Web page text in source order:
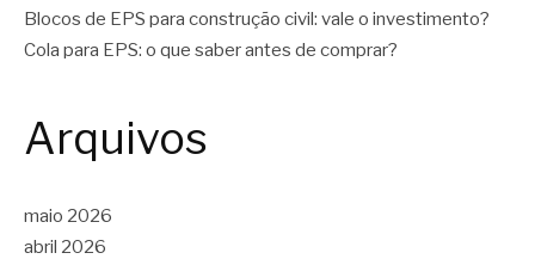
Blocos de EPS para construção civil: vale o investimento?
Cola para EPS: o que saber antes de comprar?
Arquivos
maio 2026
abril 2026